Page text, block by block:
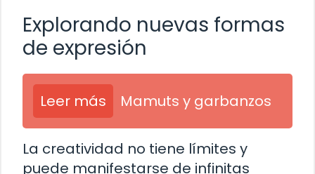
Explorando nuevas formas
de expresión
Leer más Mamuts y garbanzos
La creatividad no tiene límites y
puede manifestarse de infinitas